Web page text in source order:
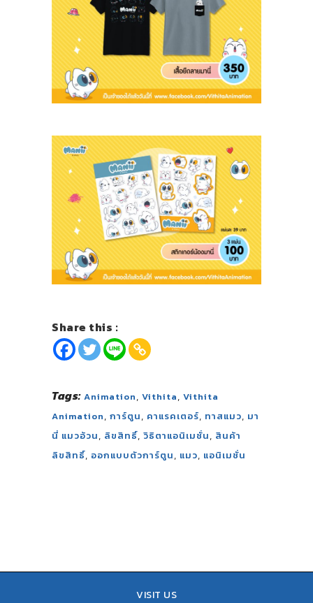
Share this :
Tags: Animation, Vithita, Vithita
Animation, การ์ตูน, คาแรคเตอร์, ทาสแมว, มา
นี่ แมวอ้วน, ลิขสิทธิ์, วิธิตาแอนิเมชั่น, สินค้า
ลิขสิทธิ์, ออกแบบตัวการ์ตูน, แมว, แอนิเมชั่น
VISIT US